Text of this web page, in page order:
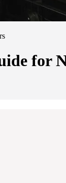
for